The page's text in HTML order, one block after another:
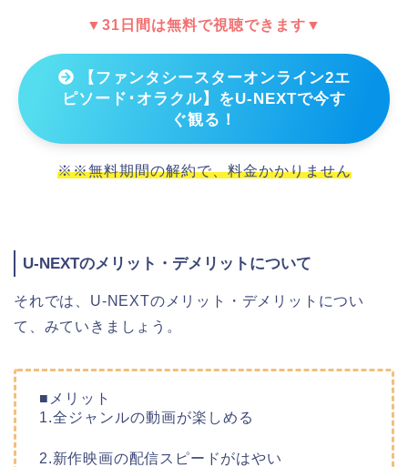
▼31日間は無料で視聴できます▼
【ファンタシースターオンライン2エ
ピソード･オラクル】をU-NEXTで今す
ぐ観る！
※※無料期間の解約で、料金かかりません
U-NEXTのメリット・デメリットについて
それでは、U-NEXTのメリット・デメリットについ
て、みていきましょう。
■メリット
1.全ジャンルの動画が楽しめる
2.新作映画の配信スピードがはやい